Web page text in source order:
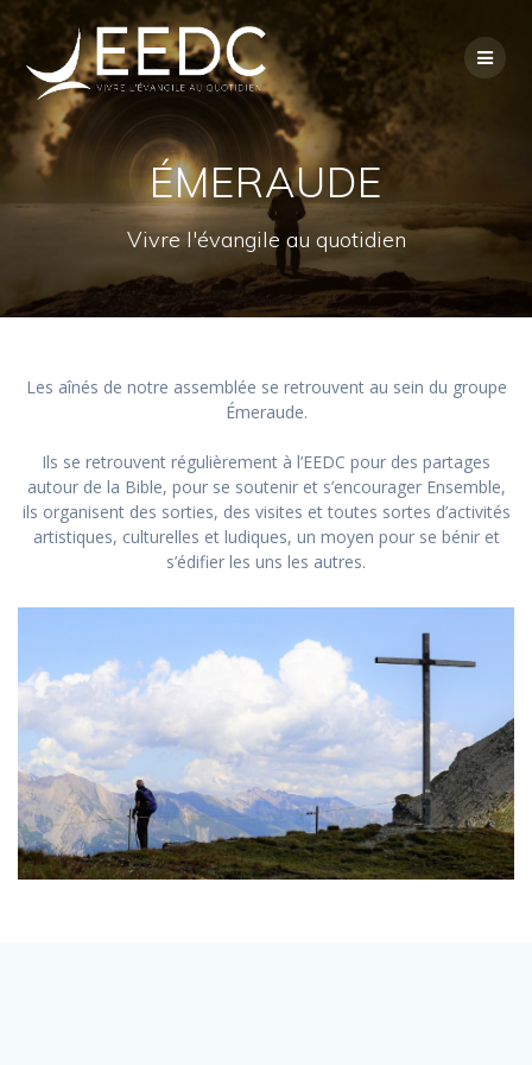
to
content
ÉMERAUDE
Vivre l'évangile au quotidien
Les aînés de notre assemblée se retrouvent au sein du groupe
Émeraude.
Ils se retrouvent régulièrement à l’EEDC pour des partages
autour de la Bible, pour se soutenir et s’encourager Ensemble,
ils organisent des sorties, des visites et toutes sortes d’activités
artistiques, culturelles et ludiques, un moyen pour se bénir et
s’édifier les uns les autres.